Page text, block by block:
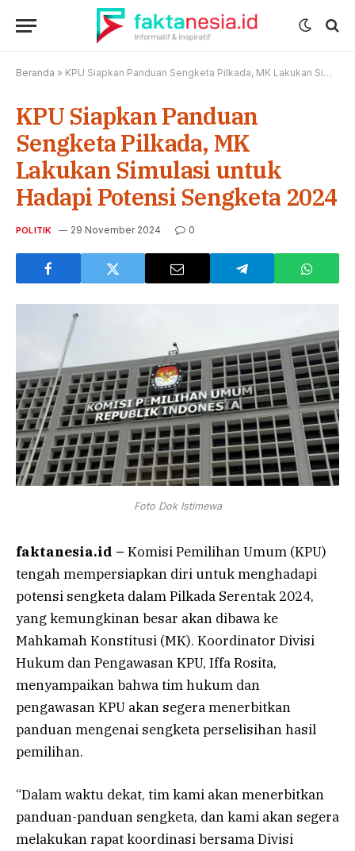
Beranda » KPU Siapkan Panduan Sengketa Pilkada, MK Lakukan Simulasi untuk Hadapi Potensi Sengketa 2024
KPU Siapkan Panduan
Sengketa Pilkada, MK
Lakukan Simulasi untuk
Hadapi Potensi Sengketa 2024
POLITIK 29 November 2024 0
Foto Dok Istimewa
faktanesia.id – Komisi Pemilihan Umum (KPU)
tengah mempersiapkan diri untuk menghadapi
potensi sengketa dalam Pilkada Serentak 2024,
yang kemungkinan besar akan dibawa ke
Mahkamah Konstitusi (MK). Koordinator Divisi
Hukum dan Pengawasan KPU, Iffa Rosita,
menyampaikan bahwa tim hukum dan
pengawasan KPU akan segera menerbitkan
panduan mengenai sengketa perselisihan hasil
pemilihan.
“Dalam waktu dekat, tim kami akan menerbitkan
panduan-panduan sengketa, dan kami akan segera
melakukan rapat koordinasi bersama Divisi